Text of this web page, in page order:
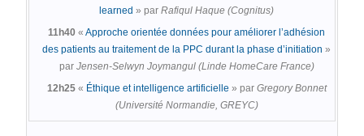
learned » parRafiqul Haque (Cognitus)
11h40 «Approche orientée données pour améliorer l’adhésion
des patients au traitement de la PPC durant la phase d’initiation »
par Jensen-Selwyn Joymangul (Linde HomeCare France)
12h25« Éthique et intelligence artificielle » par Gregory Bonnet
(Université Normandie, GREYC)